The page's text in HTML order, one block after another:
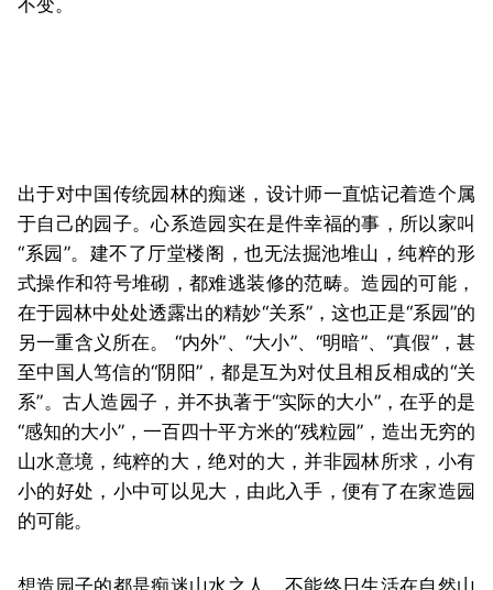
出于对中国传统园林的痴迷，设计师一直惦记着造个属
于自己的园子。心系造园实在是件幸福的事，所以家叫
“系园”。建不了厅堂楼阁，也无法掘池堆山，纯粹的形
式操作和符号堆砌，都难逃装修的范畴。造园的可能，
在于园林中处处透露出的精妙“关系”，这也正是“系园”的
另一重含义所在。 “内外”、“大小”、“明暗”、“真假”，甚
至中国人笃信的“阴阳”，都是互为对仗且相反相成的“关
系”。古人造园子，并不执著于“实际的大小”，在乎的是
“感知的大小”，一百四十平方米的“残粒园”，造出无穷的
山水意境，纯粹的大，绝对的大，并非园林所求，小有
小的好处，小中可以见大，由此入手，便有了在家造园
的可能。
想造园子的都是痴迷山水之人，不能终日生活在自然山